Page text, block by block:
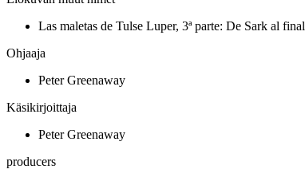
Las maletas de Tulse Luper, 3ª parte: De Sark al final
Ohjaaja
Peter Greenaway
Käsikirjoittaja
Peter Greenaway
producers